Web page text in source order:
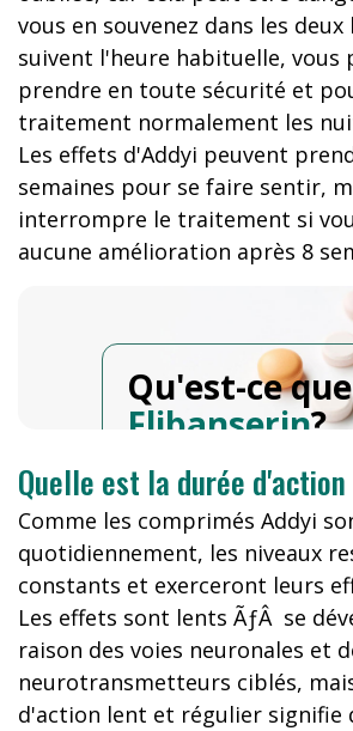
vous en souvenez dans les deux
suivent l'heure habituelle, vous
prendre en toute sécurité et
traitement normalement les
Les effets d'Addyi peuvent
semaines pour se faire sentir,
interrompre le traitement si
aucune amélioration après 8
Qu'est-ce que
Flibanserin?
Quelle est la durée d'action
Comme les comprimés Addyi
quotidiennement, les niveaux
constants et exerceront leurs
Les effets sont lents ÃƒÂ se
raison des voies neuronales et
neurotransmetteurs ciblés,
d'action lent et régulier signifie